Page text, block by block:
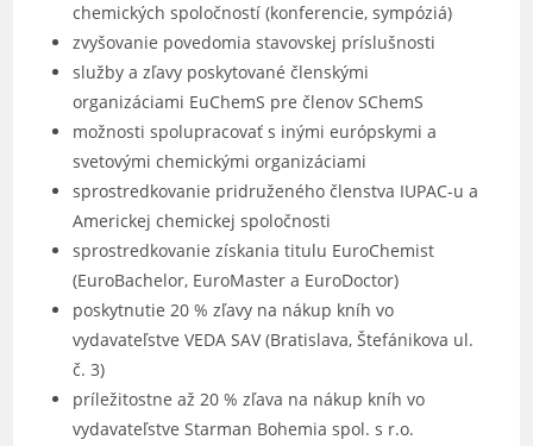
chemických spoločností (konferencie, sympóziá)
zvyšovanie povedomia stavovskej príslušnosti
služby a zľavy poskytované členskými
organizáciami EuChemS pre členov SChemS
možnosti spolupracovať s inými európskymi a
svetovými chemickými organizáciami
sprostredkovanie pridruženého členstva IUPAC-u a
Americkej chemickej spoločnosti
sprostredkovanie získania titulu EuroChemist
(EuroBachelor, EuroMaster a EuroDoctor)
poskytnutie 20 % zľavy na nákup kníh vo
vydavateľstve VEDA SAV (Bratislava, Štefánikova ul.
č. 3)
príležitostne až 20 % zľava na nákup kníh vo
vydavateľstve Starman Bohemia spol. s r.o.